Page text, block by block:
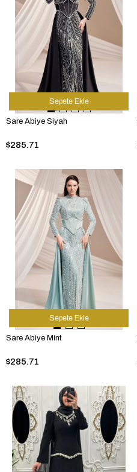
Sare Abiye Siyah
$285.71
Sepete Ekle
Sare Abiye Mint
$285.71
Sepete Ekle